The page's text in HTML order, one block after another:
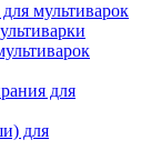
мультиварок
для
для